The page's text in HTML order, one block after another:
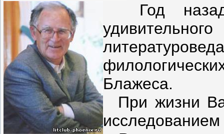
Год
Блажеса.
При жизни